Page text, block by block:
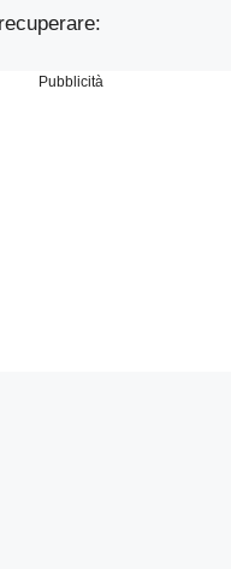
Pubblicità